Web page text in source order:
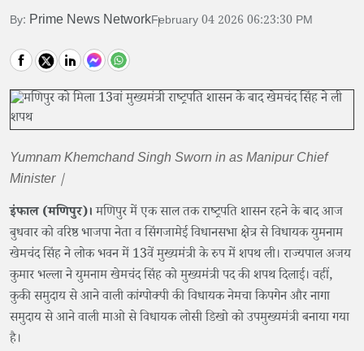
By: Prime News NetworkFebruary 04 2026 06:23:30 PM
Yumnam Khemchand Singh Sworn in as Manipur Chief
Minister |
इंफाल (मणिपुर)।मणिपुर में एक साल तक राष्ट्रपति शासन रहने के बाद आज
बुधवार को वरिष्ठ भाजपा नेता व सिंगजामेई विधानसभा क्षेत्र से विधायक युमनाम
खेमचंद सिंह ने लोक भवन में 13वें मुख्यमंत्री के रुप में शपथ ली। राज्यपाल अजय
कुमार भल्ला ने युमनाम खेमचंद सिंह को मुख्यमंत्री पद की शपथ दिलाई। वहीं,
कुकी समुदाय से आने वाली कांग्पोक्पी की विधायक नेमचा किपगेन और नागा
समुदाय से आने वाली माओ से विधायक लोसी डिखो को उपमुख्यमंत्री बनाया गया
है।